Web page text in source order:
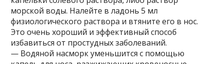
морской воды. Налейте в ладонь 5 мл
физиологического раствора и втяните его в нос.
Это очень хороший и эффективный способ
избавиться от простудных заболеваний.
— Водяной насморк уменьшится с помощью